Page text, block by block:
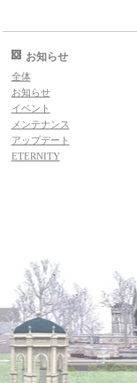
お知らせ
全体
お知らせ
イベント
メンテナンス
アップデート
ETERNITY